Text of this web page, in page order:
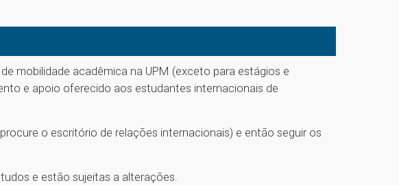
mobilidade acadêmica na UPM (exceto para estágios e
e apoio oferecido aos estudantes internacionais de
o escritório de relações internacionais) e então seguir os
e estão sujeitas a alterações.